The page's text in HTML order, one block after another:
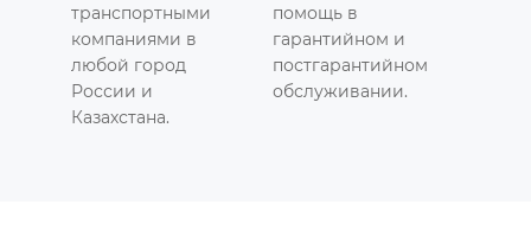
транспортными
компаниями в
любой город
России и
Казахстана.
помощь в
гарантийном и
постгарантийном
обслуживании.